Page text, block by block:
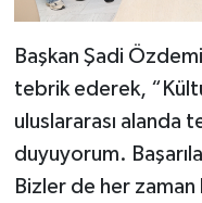
Başkan Şadi
tebrik ederek,
uluslararası alanda
duyuyorum.
Bizler de her